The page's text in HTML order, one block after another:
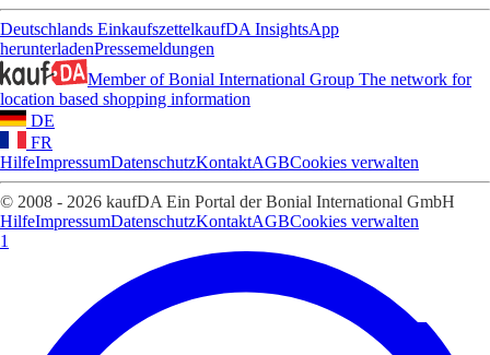
Deutschlands EinkaufszettelkaufDA InsightsApp
herunterladenPressemeldungen
Member of Bonial International Group The network for
location based shopping information
DE
FR
HilfeImpressumDatenschutzKontaktAGBCookies verwalten
© 2008 - 2026 kaufDA Ein Portal der Bonial International GmbH
HilfeImpressumDatenschutzKontaktAGBCookies verwalten
1